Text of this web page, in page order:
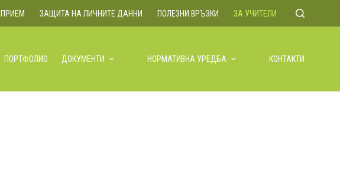
ПРИЕМ ЗАЩИТА НА ЛИЧНИТЕ ДАННИ ПОЛЕЗНИ ВРЪЗКИ ЗА УЧИТЕЛИ
ПОРТФОЛИО ДОКУМЕНТИ НОРМАТИВНА УРЕДБА КОНТАКТИ